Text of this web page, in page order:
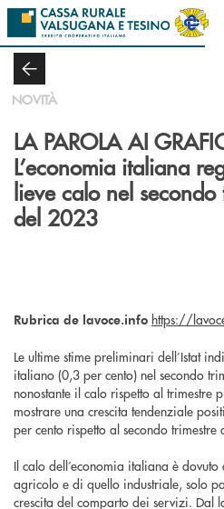
Salta al contenuto principale
NOVITÀ
LA PAROLA AI
L’economia italiana
lieve calo nel secondo
del 2023
Rubrica de lavoce.info https://
Le ultime stime preliminari dell’Istat
italiano (0,3 per cento) nel secondo
nonostante il calo rispetto al trimestre
mostrare una crescita tendenziale
per cento rispetto al secondo trimestre
Il calo dell’economia italiana è dovuto
agricolo e di quello industriale, solo
crescita del comparto dei servizi. Dal